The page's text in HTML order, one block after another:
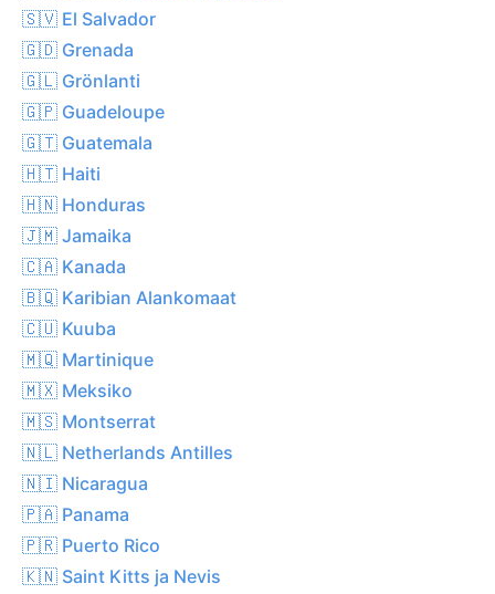
🇸🇻 El Salvador
🇬🇩 Grenada
🇬🇱 Grönlanti
🇬🇵 Guadeloupe
🇬🇹 Guatemala
🇭🇹 Haiti
🇭🇳 Honduras
🇯🇲 Jamaika
🇨🇦 Kanada
🇧🇶 Karibian Alankomaat
🇨🇺 Kuuba
🇲🇶 Martinique
🇲🇽 Meksiko
🇲🇸 Montserrat
🇳🇱 Netherlands Antilles
🇳🇮 Nicaragua
🇵🇦 Panama
🇵🇷 Puerto Rico
🇰🇳 Saint Kitts ja Nevis